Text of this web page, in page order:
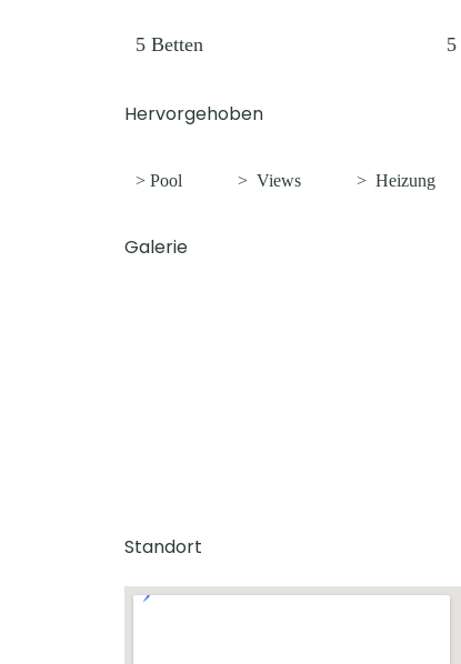
5 Betten 5
Hervorgehoben
> Pool > Views > Heizung
Galerie
Standort